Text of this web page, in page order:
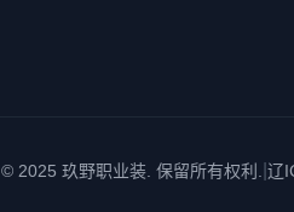
© 2025 玖野职业装. 保留所有权利. 辽